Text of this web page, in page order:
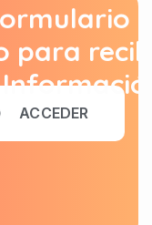
para
ACCEDER